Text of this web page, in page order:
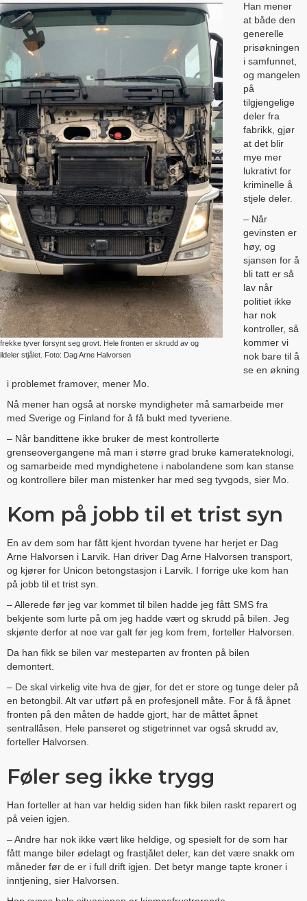
tyver forsynt seg grovt. Hele fronten er skrudd av og
stjålet. Foto: Dag Arne Halvorsen
Han mener
at både den
generelle
prisøkningen
i samfunnet,
og mangelen
på
tilgjengelige
deler fra
fabrikk, gjør
at det blir
mye mer
lukrativt for
kriminelle å
stjele deler.
– Når
gevinsten er
høy, og
sjansen for å
bli tatt er så
lav når
politiet ikke
har nok
kontroller, så
kommer vi
nok bare til å
se en økning
i problemet framover, mener Mo.
Nå mener han også at norske myndigheter må samarbeide mer
med Sverige og Finland for å få bukt med tyveriene.
– Når bandittene ikke bruker de mest kontrollerte
grenseovergangene må man i større grad bruke kamerateknologi,
og samarbeide med myndighetene i nabolandene som kan stanse
og kontrollere biler man mistenker har med seg tyvgods, sier Mo.
Kom på jobb til et trist syn
En av dem som har fått kjent hvordan tyvene har herjet er Dag
Arne Halvorsen i Larvik. Han driver Dag Arne Halvorsen transport,
og kjører for Unicon betongstasjon i Larvik. I forrige uke kom han
på jobb til et trist syn.
– Allerede før jeg var kommet til bilen hadde jeg fått SMS fra
bekjente som lurte på om jeg hadde vært og skrudd på bilen. Jeg
skjønte derfor at noe var galt før jeg kom frem, forteller Halvorsen.
Da han fikk se bilen var mesteparten av fronten på bilen
demontert.
– De skal virkelig vite hva de gjør, for det er store og tunge deler på
en betongbil. Alt var utført på en profesjonell måte. For å få åpnet
fronten på den måten de hadde gjort, har de måttet åpnet
sentrallåsen. Hele panseret og stigetrinnet var også skrudd av,
forteller Halvorsen.
Føler seg ikke trygg
Han forteller at han var heldig siden han fikk bilen raskt reparert og
på veien igjen.
– Andre har nok ikke vært like heldige, og spesielt for de som har
fått mange biler ødelagt og frastjålet deler, kan det være snakk om
måneder før de er i full drift igjen. Det betyr mange tapte kroner i
inntjening, sier Halvorsen.